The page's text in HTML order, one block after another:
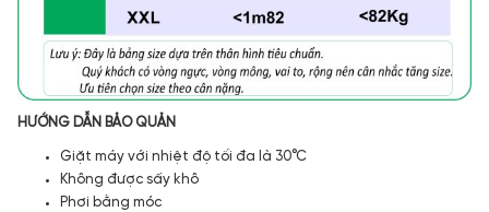
HƯỚNG DẪN BẢO QUẢN
Giặt máy với nhiệt độ tối đa là 30°C
Không được sấy khô
Phơi bằng móc